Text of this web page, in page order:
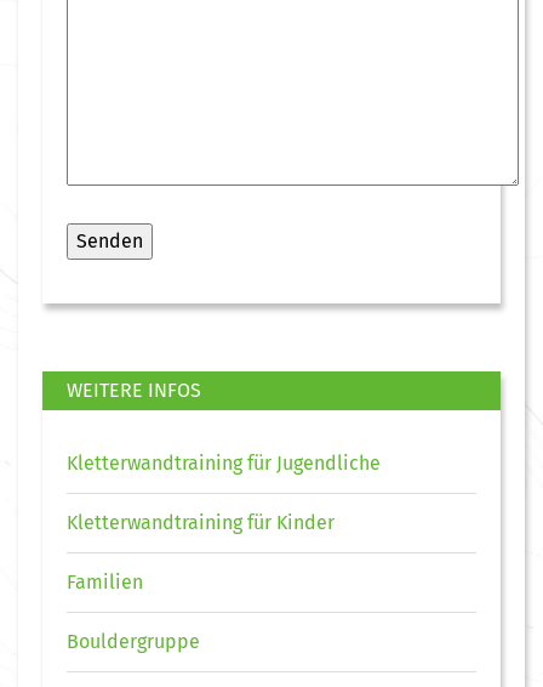
WEITERE INFOS
Kletterwandtraining für Jugendliche
Kletterwandtraining für Kinder
Familien
Bouldergruppe